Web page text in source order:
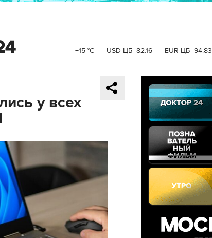
+15 °C USD ЦБ 82.16 EUR ЦБ 94.83
у всех